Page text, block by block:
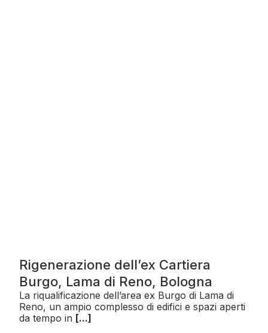
Rigenerazione dell’ex Cartiera
Burgo, Lama di Reno, Bologna
La riqualificazione dell’area ex Burgo di Lama di
Reno, un ampio complesso di edifici e spazi aperti
da tempo in [...]